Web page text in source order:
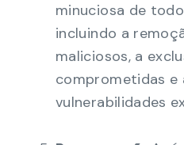
minuciosa de
incluindo a
maliciosos, a
comprometidas e
vulnerabilidades